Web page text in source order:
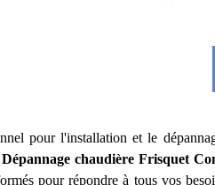
pour l'installation et le
chaudière Frisquet
pour répondre à tous vos